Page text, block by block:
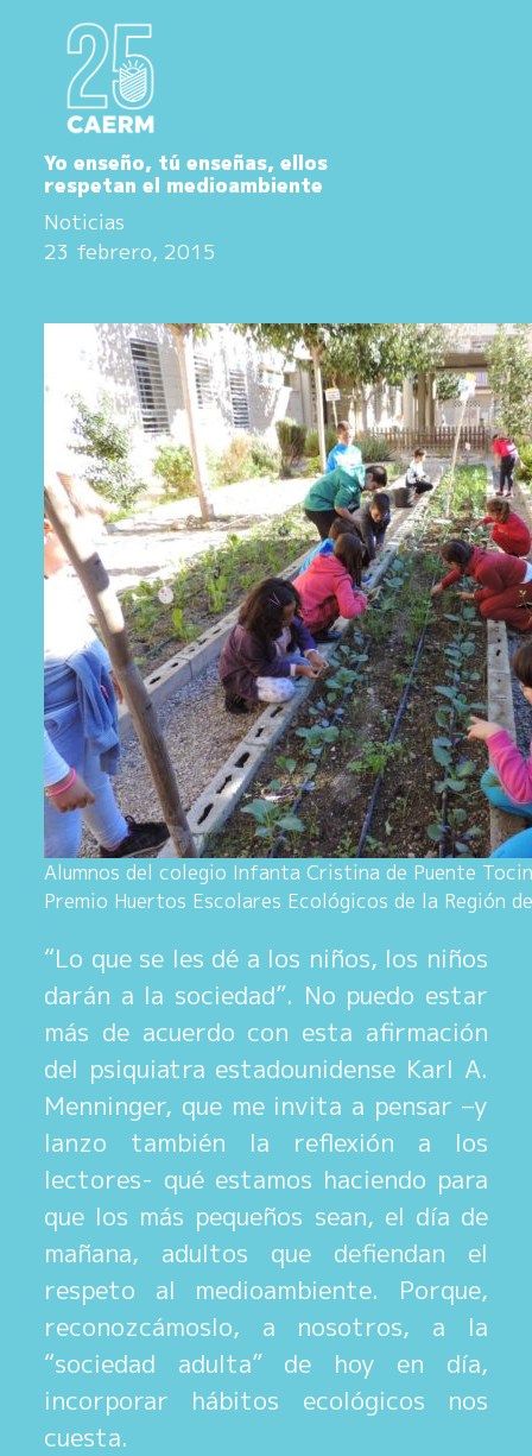
Yo enseño, tú enseñas, ellos
respetan el medioambiente
Noticias
23 febrero, 2015
Alumnos del colegio Infanta Cristina de Puente
Premio Huertos Escolares Ecológicos de la Región
“Lo que se les dé a los niños, los niños
darán a la sociedad”. No puedo estar
más de acuerdo con esta afirmación
del psiquiatra estadounidense Karl A.
Menninger, que me invita a pensar –y
lanzo también la reflexión a los
lectores- qué estamos haciendo para
que los más pequeños sean, el día de
mañana, adultos que defiendan el
respeto al medioambiente. Porque,
reconozcámoslo, a nosotros, a la
“sociedad adulta” de hoy en día,
incorporar hábitos ecológicos nos
cuesta.